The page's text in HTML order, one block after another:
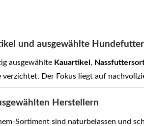
und ausgewählte
ausgewählte Kauartikel ,
verzichtet. Der Fokus liegt auf
Herstellern
Sortiment sind naturbelassen und